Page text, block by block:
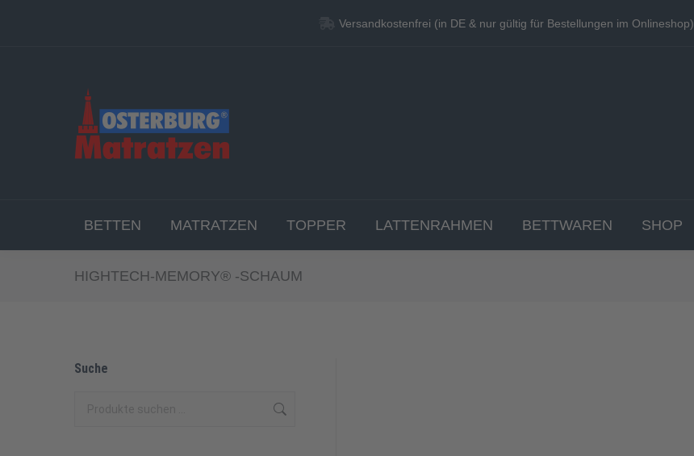
Versandkostenfrei (in DE & nur gültig für Bestellungen im Onlineshop)
BETTEN MATRATZEN TOPPER LATTENRAHMEN BETTWAREN SHOP
HIGHTECH-MEMORY® -SCHAUM
Suche
Versandkostenfrei (in DE & nur gültig für Bestellungen im Onlineshop)